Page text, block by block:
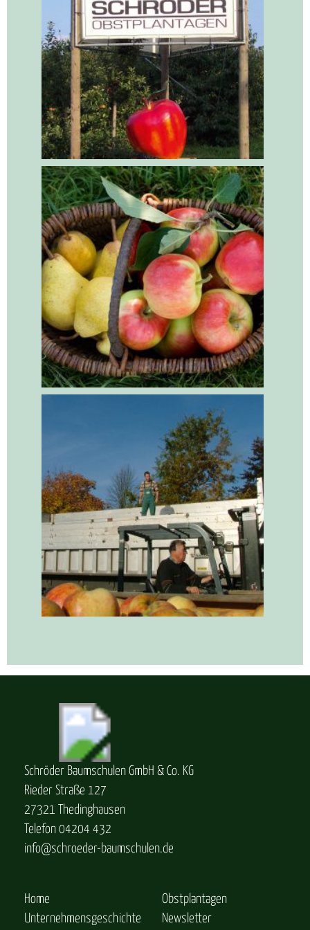
Schröder Baumschulen GmbH & Co. KG
Rieder Straße 127
27321 Thedinghausen
Telefon 04204 432
info@schroeder-baumschulen.de
Home
Unternehmensgeschichte
Obstplantagen
Newsletter